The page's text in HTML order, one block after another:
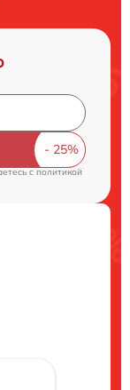
cполитикой